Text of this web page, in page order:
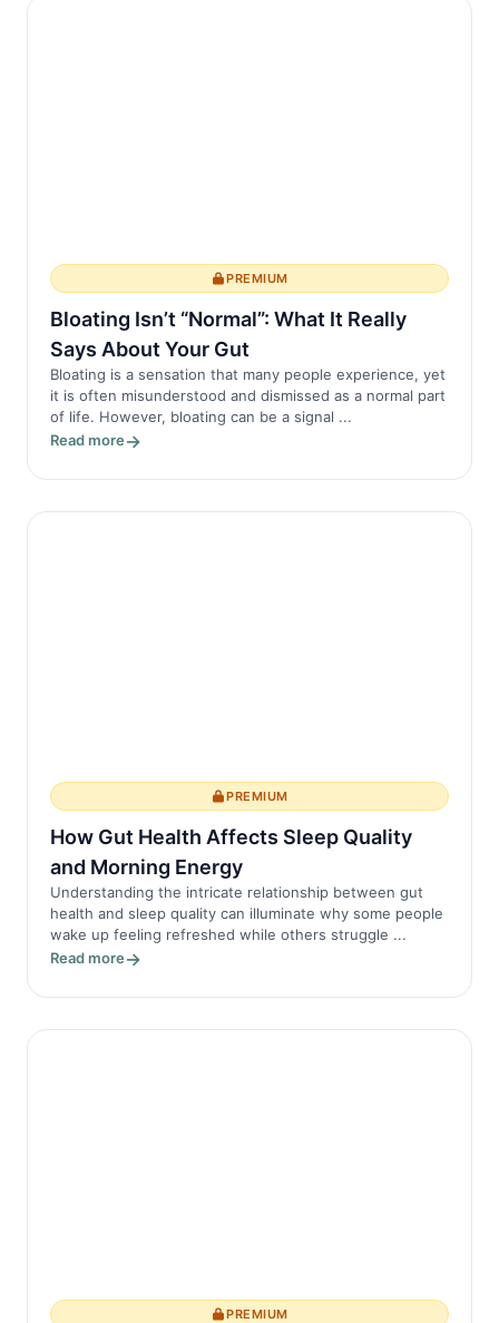
PREMIUM
Bloating Isn’t “Normal”: What It Really
Says About Your Gut
Bloating is a sensation that many people experience, yet
it is often misunderstood and dismissed as a normal part
of life. However, bloating can be a signal ...
Read more
PREMIUM
How Gut Health Affects Sleep Quality
and Morning Energy
Understanding the intricate relationship between gut
health and sleep quality can illuminate why some people
wake up feeling refreshed while others struggle ...
Read more
PREMIUM